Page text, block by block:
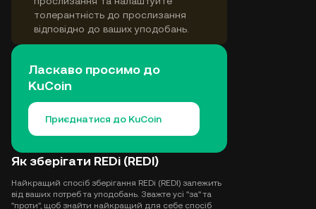
толерантність до прослизання
відповідно до ваших уподобань.
Ласкаво просимо до
KuCoin
Приєднатися до KuCoin
Як зберігати REDi (REDI)
Найкращий спосіб зберігання REDi (REDI) залежить
від ваших потреб та уподобань. Зважте усі "за" та
"проти", щоб знайти найкращий для себе спосіб